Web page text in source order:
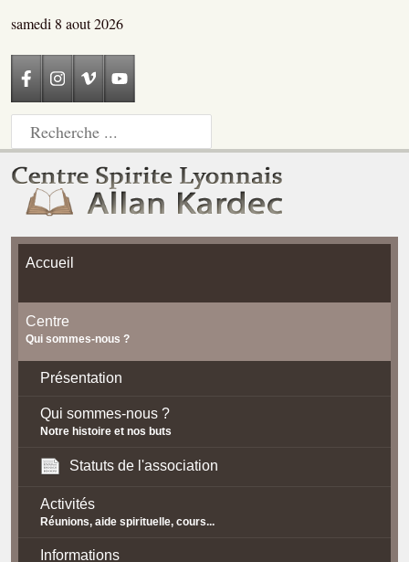
samedi 8 aout 2026
Accueil
Centre
Qui sommes-nous ?
Présentation
Qui sommes-nous ?
Notre histoire et nos buts
Statuts de l'association
Activités
Réunions, aide spirituelle, cours...
Informations